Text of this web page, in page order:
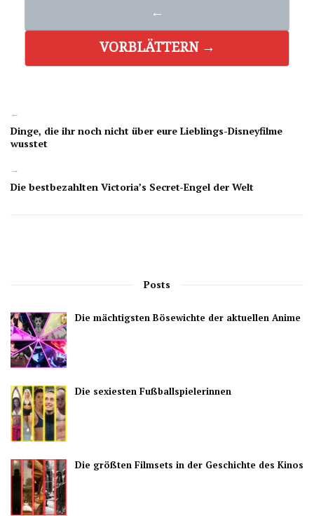
←
VORBLÄTTERN →
←
Dinge, die ihr noch nicht über eure Lieblings-Disneyfilme
wusstet
→
Die bestbezahlten Victoria’s Secret-Engel der Welt
Posts
Die mächtigsten Bösewichte der aktuellen Anime
Die sexiesten Fußballspielerinnen
Die größten Filmsets in der Geschichte des Kinos